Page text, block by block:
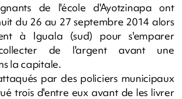
de l'école d'Ayotzinapa ont
du 26 au 27 septembre 2014 alors
à Iguala (sud) pour s'emparer
de l'argent avant une
la capitale.
par des policiers municipaux
trois d'entre eux avant de les livrer